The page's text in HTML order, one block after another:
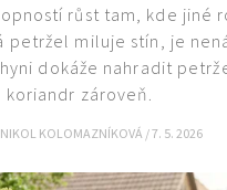
růst tam, kde jiné
petržel miluje stín, je
dokáže nahradit
koriandr zároveň.
NIKOL KOLOMAZNÍKOVÁ /7. 5. 2026